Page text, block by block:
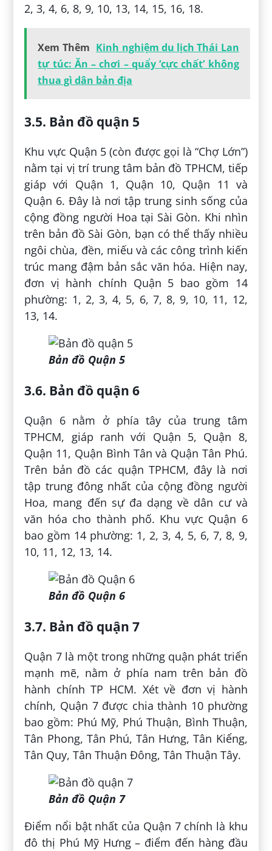
2, 3, 4, 6, 8, 9, 10, 13, 14, 15, 16, 18.
Xem Thêm Kinh nghiệm du lịch Thái Lan
tự túc: Ăn – chơi – quẩy ‘cực chất’ không
thua gì dân bản địa
3.5. Bản đồ quận 5
Khu vực Quận 5 (còn được gọi là “Chợ Lớn”)
nằm tại vị trí trung tâm bản đồ TPHCM, tiếp
giáp với Quận 1, Quận 10, Quận 11 và
Quận 6. Đây là nơi tập trung sinh sống của
cộng đồng người Hoa tại Sài Gòn. Khi nhìn
trên bản đồ Sài Gòn, bạn có thể thấy nhiều
ngôi chùa, đền, miếu và các công trình kiến
trúc mang đậm bản sắc văn hóa. Hiện nay,
đơn vị hành chính Quận 5 bao gồm 14
phường: 1, 2, 3, 4, 5, 6, 7, 8, 9, 10, 11, 12,
13, 14.
Bản đồ Quận 5
3.6. Bản đồ quận 6
Quận 6 nằm ở phía tây của trung tâm
TPHCM, giáp ranh với Quận 5, Quận 8,
Quận 11, Quận Bình Tân và Quận Tân Phú.
Trên bản đồ các quận TPHCM, đây là nơi
tập trung đông nhất của cộng đồng người
Hoa, mang đến sự đa dạng về dân cư và
văn hóa cho thành phố. Khu vực Quận 6
bao gồm 14 phường: 1, 2, 3, 4, 5, 6, 7, 8, 9,
10, 11, 12, 13, 14.
Bản đồ Quận 6
3.7. Bản đồ quận 7
Quận 7 là một trong những quận phát triển
mạnh mẽ, nằm ở phía nam trên bản đồ
hành chính TP HCM. Xét về đơn vị hành
chính, Quận 7 được chia thành 10 phường
bao gồm: Phú Mỹ, Phú Thuận, Bình Thuận,
Tân Phong, Tân Phú, Tân Hưng, Tân Kiểng,
Tân Quy, Tân Thuận Đông, Tân Thuận Tây.
Bản đồ Quận 7
Điểm nổi bật nhất của Quận 7 chính là khu
đô thị Phú Mỹ Hưng – điểm đến hàng đầu